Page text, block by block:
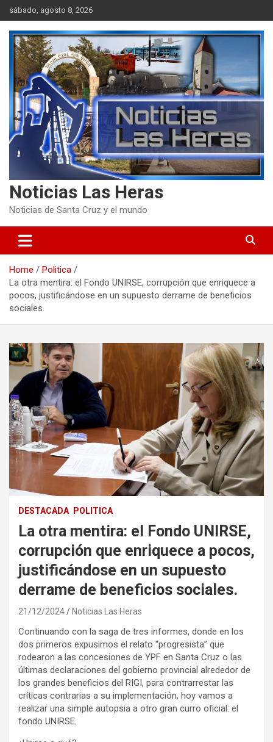
Skip
to
content
sábado, agosto 8, 2026
Noticias Las Heras
Noticias de Santa Cruz y el mundo
Home
Politica
La otra mentira: el Fondo UNIRSE, corrupción que enriquece a
pocos, justificándose en un supuesto derrame de beneficios
sociales.
DESTACADA POLITICA
La otra mentira: el Fondo UNIRSE,
corrupción que enriquece a pocos,
justificándose en un supuesto
derrame de beneficios sociales.
21/12/2024 Noticias Las Heras
Continuando con la saga de tres informes, donde en los
dos primeros expusimos el relato “progresista” que
rodearon a las concesiones de YPF en Santa Cruz o las
últimas declaraciones del gobierno provincial alrededor de
los grandes beneficios del RIGI, para contrarrestar las
críticas contrarias a su implementación, hoy vamos a
realizar una simple autopsia a otro gran curro oficial: el
fondo UNIRSE.